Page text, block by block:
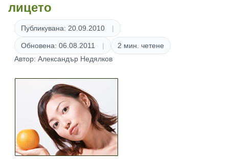
лицето
Публикувана: 20.09.2010
Обновена: 06.08.2011
2 мин. четене
Автор: Александър Недялков